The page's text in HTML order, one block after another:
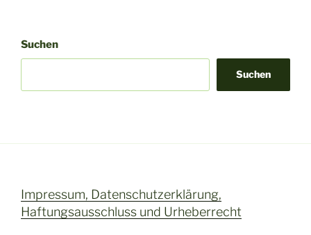
:Suchen
Suchen
Impressum, Datenschutzerklärung,
Haftungsausschluss und Urheberrecht